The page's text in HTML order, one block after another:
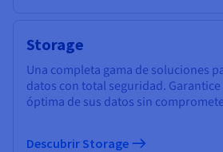
Storage
Una completa gama de soluciones
datos con total seguridad.
óptima de sus datos sin
Descubrir Storage